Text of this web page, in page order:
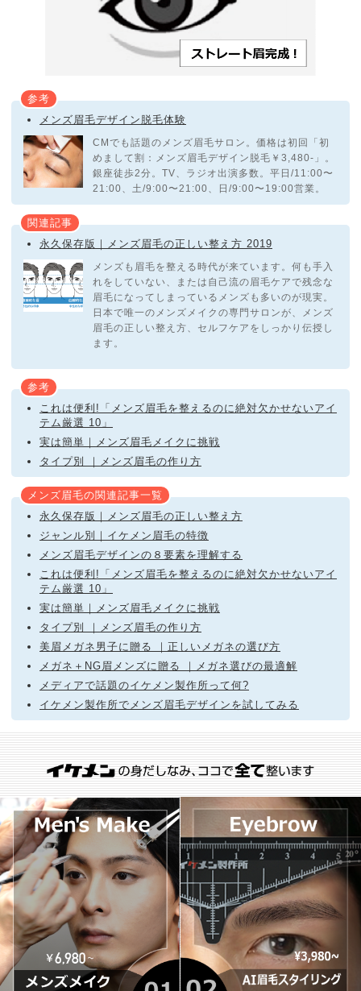
参考
メンズ眉毛デザイン脱毛体験
CMでも話題のメンズ眉毛サロン。価格は初回「初
めまして割：メンズ眉毛デザイン脱毛￥3,480-」。
銀座徒歩2分。TV、ラジオ出演多数。平日/11:00〜
21:00、土/9:00〜21:00、日/9:00〜19:00営業。
関連記事
永久保存版｜メンズ眉毛の正しい整え方 2019
メンズも眉毛を整える時代が来ています。何も手入
れをしていない、または自己流の眉毛ケアで残念な
眉毛になってしまっているメンズも多いのが現実。
日本で唯一のメンズメイクの専門サロンが、メンズ
眉毛の正しい整え方、セルフケアをしっかり伝授し
ます。
参考
これは便利!「メンズ眉毛を整えるのに絶対欠かせないアイ
テム厳選 10」
実は簡単｜メンズ眉毛メイクに挑戦
タイプ別 ｜メンズ眉毛の作り方
メンズ眉毛の関連記事一覧
永久保存版｜メンズ眉毛の正しい整え方
ジャンル別｜イケメン眉毛の特徴
メンズ眉毛デザインの８要素を理解する
これは便利!「メンズ眉毛を整えるのに絶対欠かせないアイ
テム厳選 10」
実は簡単｜メンズ眉毛メイクに挑戦
タイプ別 ｜メンズ眉毛の作り方
美眉メガネ男子に贈る ｜正しいメガネの選び方
メガネ＋NG眉メンズに贈る ｜メガネ選びの最適解
メディアで話題のイケメン製作所って何?
イケメン製作所でメンズ眉毛デザインを試してみる